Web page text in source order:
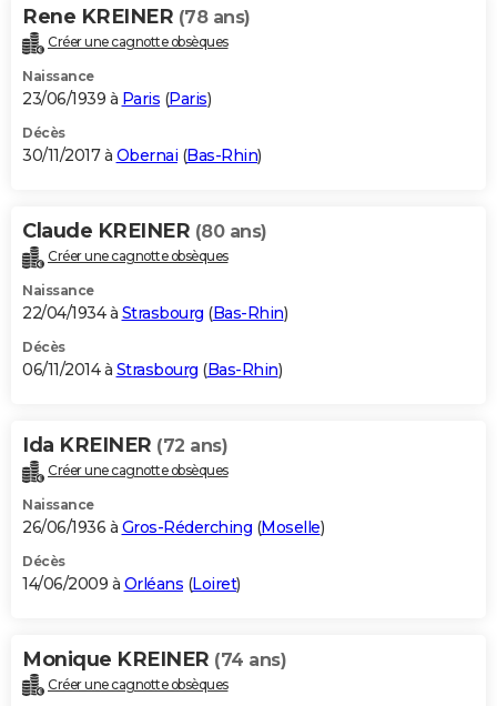
Carte de Noël
Carte Bonne année
Carte Saint-Valentin
Carte Pâques
Carte d'anniversaire
DICTIONNAIRE
Dictionnaire
Biographies
Citations
Expressions
Proverbes
PROGRAMME TV
S'inscrire
Se connecter
Lycées
Collèges
Primaires
Universités
Entreprises
Service militaire
Avis de recherche
AVIS DE DÉCÈS
Bricolage
Lifestyle
Culture
Sport
Auto
Television
Voyage
Cinema
Rene KREINER (78 ans)
Créer une cagnotte obsèques
Naissance
23/06/1939 à Paris (Paris)
Décès
30/11/2017 à Obernai (Bas-Rhin)
Claude KREINER (80 ans)
Créer une cagnotte obsèques
Naissance
22/04/1934 à Strasbourg (Bas-Rhin)
Décès
06/11/2014 à Strasbourg (Bas-Rhin)
Ida KREINER (72 ans)
Créer une cagnotte obsèques
Naissance
26/06/1936 à Gros-Réderching (Moselle)
Décès
14/06/2009 à Orléans (Loiret)
Monique KREINER (74 ans)
Créer une cagnotte obsèques